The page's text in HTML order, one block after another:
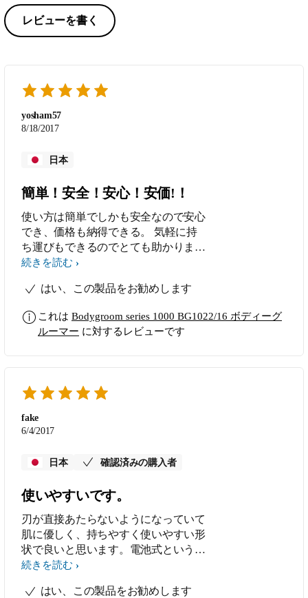
レビューを書く
yosham57
8/18/2017
日本
簡単！安全！安心！安価!！
使い方は簡単でしかも安全なので安心
でき、価格も納得できる。 気軽に持
ち運びもできるのでとても助かりま
す。
続きを読む
はい、この製品をお勧めします
これは Bodygroom series 1000 BG1022/16 ボディーグ
ルーマー に対するレビューです
fake
6/4/2017
日本 確認済みの購入者
使いやすいです。
刃が直接あたらないようになっていて
肌に優しく、持ちやすく使いやすい形
状で良いと思います。電池式というの
も充電の待ち時間が無くていいです
続きを読む
はい、この製品をお勧めします